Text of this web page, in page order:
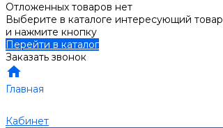
Отложенных товаров нет
Выберите в каталоге интересующий товар
и нажмите кнопку
Перейти в каталог
Заказать звонок
Главная
Кабинет